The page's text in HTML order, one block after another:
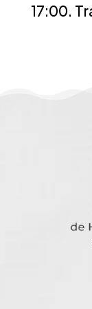
17:00.